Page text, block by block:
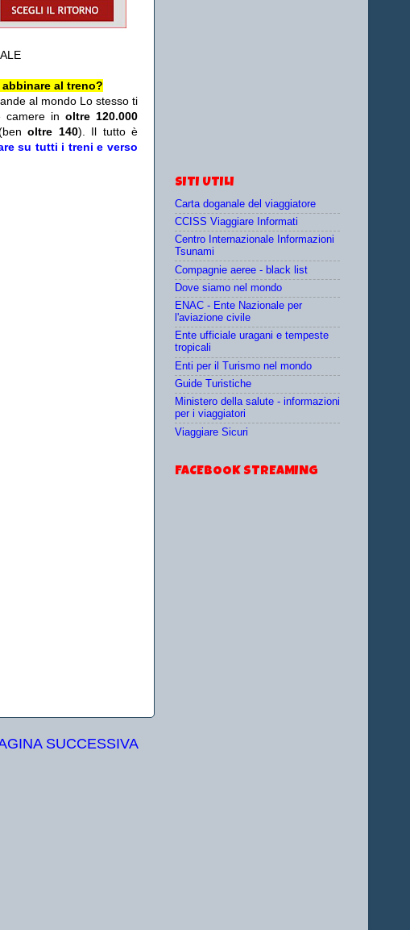
al treno?
al mondo Lo stesso ti
camere in oltre 120.000
oltre 140). Il tutto è
su tutti i treni e verso
SUCCESSIVA
SITI UTILI
Carta doganale del viaggiatore
CCISS Viaggiare Informati
Centro Internazionale Informazioni
Tsunami
Compagnie aeree - black list
Dove siamo nel mondo
ENAC - Ente Nazionale per
l'aviazione civile
Ente ufficiale uragani e tempeste
tropicali
Enti per il Turismo nel mondo
Guide Turistiche
Ministero della salute - informazioni
per i viaggiatori
Viaggiare Sicuri
FACEBOOK STREAMING